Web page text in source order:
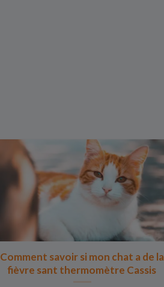
Comment savoir si mon chat a de la
fièvre sant thermomètre Cassis